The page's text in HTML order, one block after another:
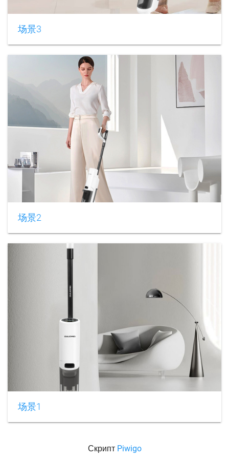
场景3
场景2
场景1
Скрипт Piwigo